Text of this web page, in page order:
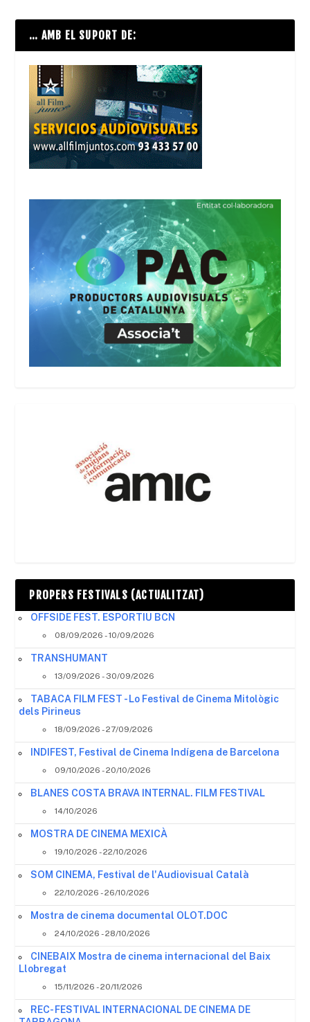
… AMB EL SUPORT DE:
PROPERS FESTIVALS (ACTUALITZAT)
OFFSIDE FEST. ESPORTIU BCN
08/09/2026 - 10/09/2026
TRANSHUMANT
13/09/2026 - 30/09/2026
TABACA FILM FEST - Lo Festival de Cinema Mitològic
dels Pirineus
18/09/2026 - 27/09/2026
INDIFEST, Festival de Cinema Indígena de Barcelona
09/10/2026 - 20/10/2026
BLANES COSTA BRAVA INTERNAL. FILM FESTIVAL
14/10/2026
MOSTRA DE CINEMA MEXICÀ
19/10/2026 - 22/10/2026
SOM CINEMA, Festival de l'Audiovisual Català
22/10/2026 - 26/10/2026
Mostra de cinema documental OLOT.DOC
24/10/2026 - 28/10/2026
CINEBAIX Mostra de cinema internacional del Baix
Llobregat
15/11/2026 - 20/11/2026
REC- FESTIVAL INTERNACIONAL DE CINEMA DE